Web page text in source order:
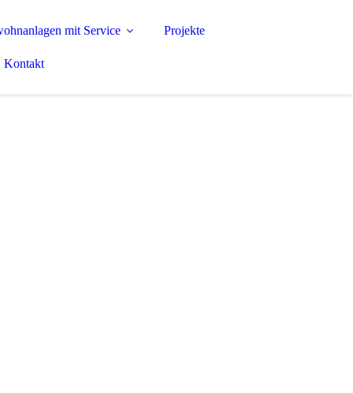
mit Service Projekte
Kontakt